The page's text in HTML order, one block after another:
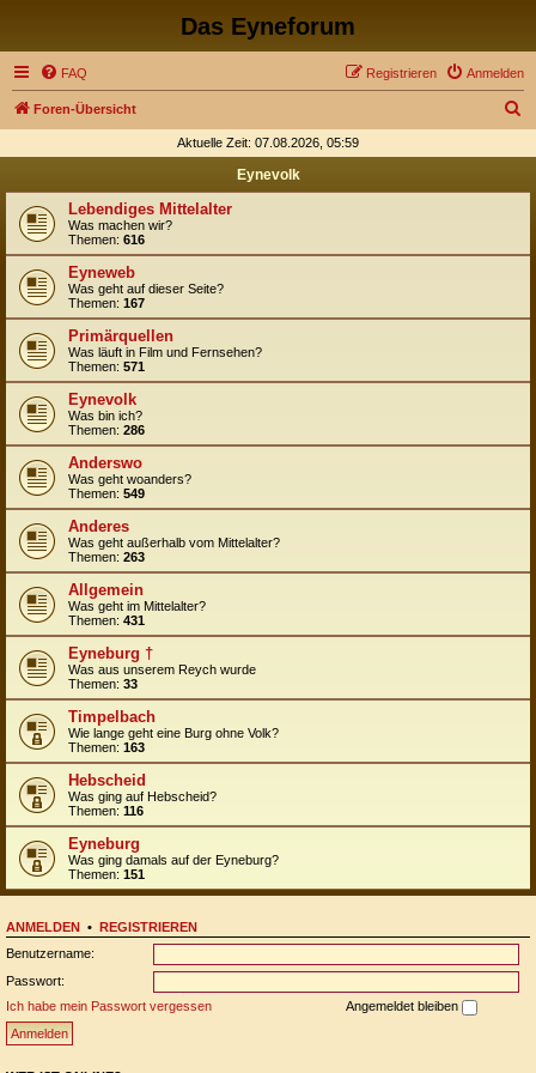
Das Eyneforum
FAQ Anmelden
Registrieren
Foren-Übersicht
h
Aktuelle Zeit: 07.08.2026, 05:59
Eynevolk
Lebendiges Mittelalter
Was machen wir?
Themen: 616
Eyneweb
Was geht auf dieser Seite?
Themen: 167
Primärquellen
Was läuft in Film und Fernsehen?
Themen: 571
Eynevolk
Was bin ich?
Themen: 286
Anderswo
Was geht woanders?
Themen: 549
Anderes
Was geht außerhalb vom Mittelalter?
Themen: 263
Allgemein
Was geht im Mittelalter?
Themen: 431
Eyneburg †
Was aus unserem Reych wurde
Themen: 33
Timpelbach
Wie lange geht eine Burg ohne Volk?
Themen: 163
Hebscheid
Was ging auf Hebscheid?
Themen: 116
Eyneburg
Was ging damals auf der Eyneburg?
Themen: 151
ANMELDEN • REGISTRIEREN
Benutzername:
Passwort:
Ich habe mein Passwort vergessen
Angemeldet bleiben